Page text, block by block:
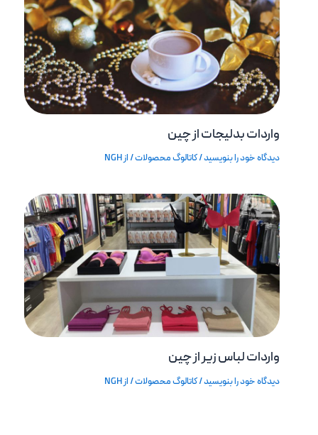
واردات بدلیجات از چین
دیدگاه‌ خود را بنویسید/کاتالوگ محصولات/ ازNGH
واردات لباس زیر از چین
دیدگاه‌ خود را بنویسید/کاتالوگ محصولات/ از NGH